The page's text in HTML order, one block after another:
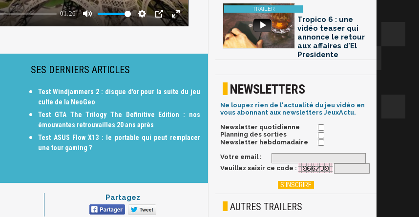
SES DERNIERS ARTICLES
Test Windjammers 2 : disque d'or pour la suite du jeu
culte de la NeoGeo
Test GTA The Trilogy The Definitive Edition : nos
émouvantes retrouvailles 20 ans après
Test ASUS Flow X13 : le portable qui peut remplacer
une tour gaming ?
Partagez
Tropico 6 : une
vidéo teaser qui
annonce le retour
aux affaires d'El
Presidente
NEWSLETTERS
Ne loupez rien de l'actualité du jeu vidéo en
vous abonnant aux newsletters JeuxActu.
Newsletter quotidienne
Planning des sorties
Newsletter hebdomadaire
Votre email :
Veuillez saisir ce code :
AUTRES TRAILERS